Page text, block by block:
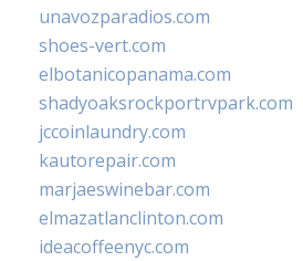
unavozparadios.com
shoes-vert.com
elbotanicopanama.com
shadyoaksrockportrvpark.com
jccoinlaundry.com
kautorepair.com
marjaeswinebar.com
elmazatlanclinton.com
ideacoffeenyc.com